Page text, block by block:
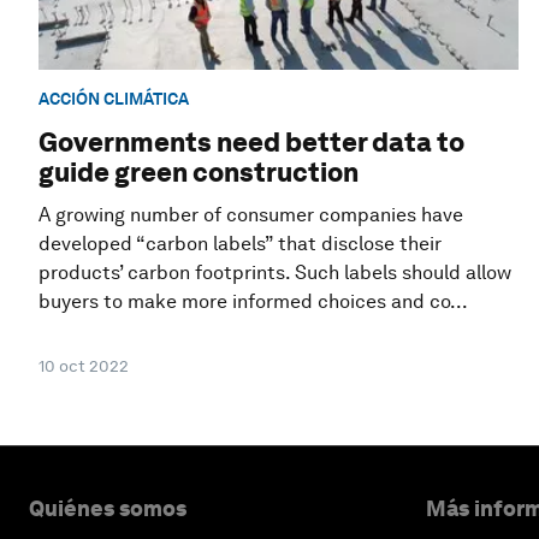
ACCIÓN CLIMÁTICA
Governments need better data to
guide green construction
A growing number of consumer companies have
developed “carbon labels” that disclose their
products’ carbon footprints. Such labels should allow
buyers to make more informed choices and co...
10 oct 2022
Quiénes somos Más